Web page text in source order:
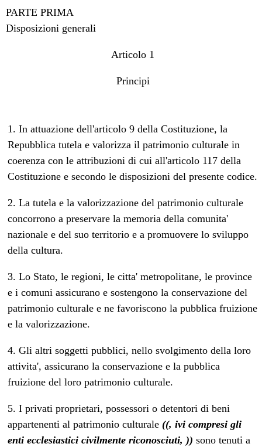
PARTE PRIMA
Disposizioni generali
Articolo 1
Principi
1. In attuazione dell'articolo 9 della Costituzione, la
Repubblica tutela e valorizza il patrimonio culturale in
coerenza con le attribuzioni di cui all'articolo 117 della
Costituzione e secondo le disposizioni del presente codice.
2. La tutela e la valorizzazione del patrimonio culturale
concorrono a preservare la memoria della comunita'
nazionale e del suo territorio e a promuovere lo sviluppo
della cultura.
3. Lo Stato, le regioni, le citta' metropolitane, le province
e i comuni assicurano e sostengono la conservazione del
patrimonio culturale e ne favoriscono la pubblica fruizione
e la valorizzazione.
4. Gli altri soggetti pubblici, nello svolgimento della loro
attivita', assicurano la conservazione e la pubblica
fruizione del loro patrimonio culturale.
5. I privati proprietari, possessori o detentori di beni
appartenenti al patrimonio culturale ((, ivi compresi gli
enti ecclesiastici civilmente riconosciuti, )) sono tenuti a